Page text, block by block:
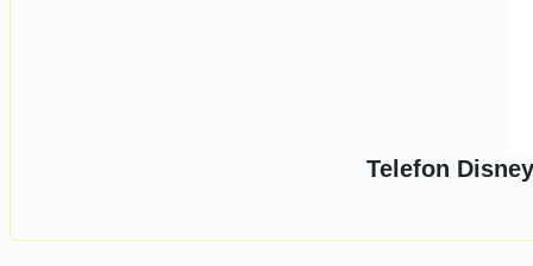
Telefon